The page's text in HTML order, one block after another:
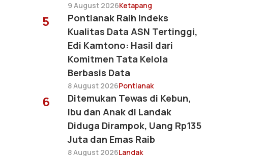
9 August 2026Ketapang
5
Pontianak Raih Indeks
Kualitas Data ASN Tertinggi,
Edi Kamtono: Hasil dari
Komitmen Tata Kelola
Berbasis Data
8 August 2026Pontianak
6
Ditemukan Tewas di Kebun,
Ibu dan Anak di Landak
Diduga Dirampok, Uang Rp135
Juta dan Emas Raib
8 August 2026Landak